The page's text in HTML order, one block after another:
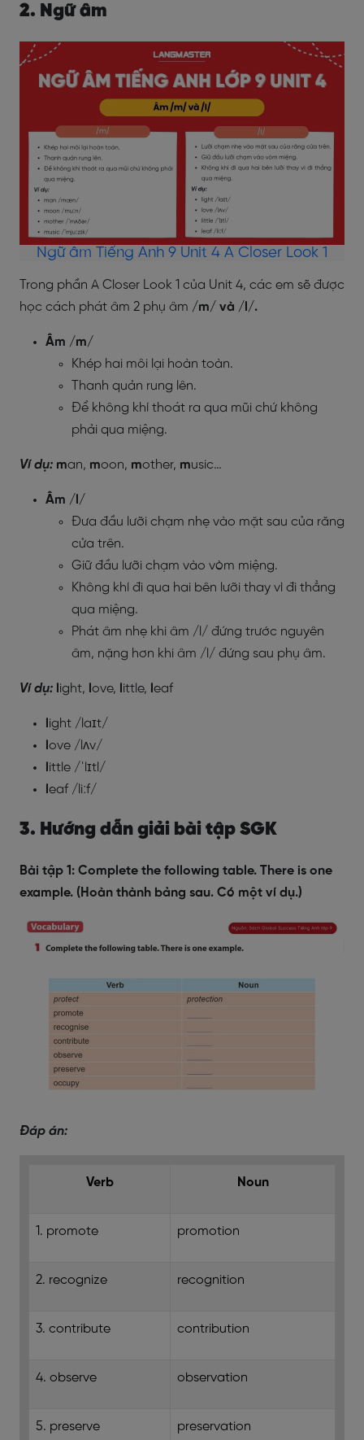
2. Ngữ âm
Ngữ âm Tiếng Anh 9 Unit 4 A Closer Look 1
Trong phần A Closer Look 1 của Unit 4, các em sẽ được
học cách phát âm 2 phụ âm /m/ và /l/.
Âm /m/
Khép hai môi lại hoàn toàn.
Thanh quản rung lên.
Để không khí thoát ra qua mũi chứ không
phải qua miệng.
Ví dụ: man, moon, mother, music…
Âm /l/
Đưa đầu lưỡi chạm nhẹ vào mặt sau của răng
cửa trên.
Giữ đầu lưỡi chạm vào vòm miệng.
Không khí đi qua hai bên lưỡi thay vì đi thẳng
qua miệng.
Phát âm nhẹ khi âm /l/ đứng trước nguyên
âm, nặng hơn khi âm /l/ đứng sau phụ âm.
Ví dụ: ight, ove, ittle, eaf
ight /laɪt/
ove /lʌv/
ittle /ˈlɪtl/
eaf /liːf/
3. Hướng dẫn giải bài tập SGK
Bài tập 1: Complete the following table. There is one
example. (Hoàn thành bảng sau. Có một ví dụ.)
Đáp án:
Verb Noun
1. promote promotion
2. recognize recognition
3. contribute contribution
4. observe observation
5. preserve preservation